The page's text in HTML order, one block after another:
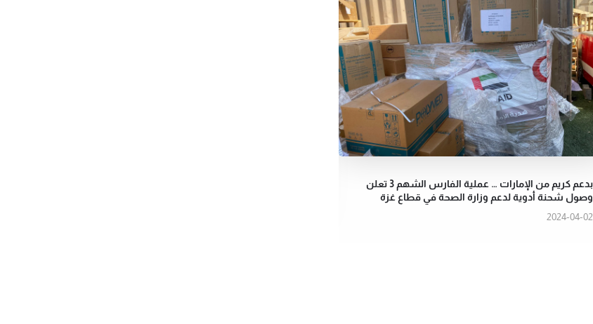
بدعم كريم من الإمارات … عملية الفارس الشهم 3 تعلن
وصول شحنة أدوية لدعم وزارة الصحة في قطاع غزة
2024-04-02